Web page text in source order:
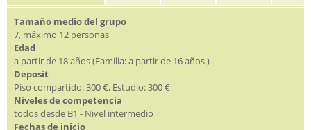
Tamaño medio del grupo
7, máximo 12 personas
Edad
a partir de 18 años (Familia: a partir de 16 años )
Deposit
Piso compartido: 300 €, Estudio: 300 €
Niveles de competencia
todos desde B1 - Nivel intermedio
Fechas de inicio